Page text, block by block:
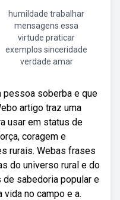
humildade trabalhar
mensagens essa
virtude praticar
exemplos sinceridade
verdade amar
pessoa soberba e que
artigo traz uma
usar em status de
coragem e
rurais. Webas frases
do universo rural e do
de sabedoria popular e
no campo e a.